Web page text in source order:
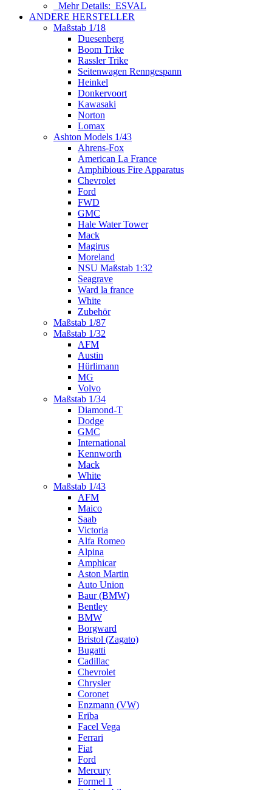
Mehr Details: ESVAL
ANDERE HERSTELLER
Maßstab 1/18
Duesenberg
Boom Trike
Rassler Trike
Seitenwagen Renngespann
Heinkel
Donkervoort
Kawasaki
Norton
Lomax
Ashton Models 1/43
Ahrens-Fox
American La France
Amphibious Fire Apparatus
Chevrolet
Ford
FWD
GMC
Hale Water Tower
Mack
Magirus
Moreland
NSU Maßstab 1:32
Seagrave
Ward la france
White
Zubehör
Maßstab 1/87
Maßstab 1/32
AFM
Austin
Hürlimann
MG
Volvo
Maßstab 1/34
Diamond-T
Dodge
GMC
International
Kennworth
Mack
White
Maßstab 1/43
AFM
Maico
Saab
Victoria
Alfa Romeo
Alpina
Amphicar
Aston Martin
Auto Union
Baur (BMW)
Bentley
BMW
Borgward
Bristol (Zagato)
Bugatti
Cadillac
Chevrolet
Chrysler
Coronet
Enzmann (VW)
Eriba
Facel Vega
Ferrari
Fiat
Ford
Mercury
Formel 1